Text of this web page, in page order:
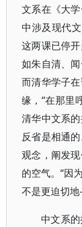
文系在《大
中涉及现代
这两课已停
如朱自清、
而清华学子
缘，“在那里
清华中文系
反省是相通
观念，阐发
的空气。“因
不是更迫切
中文系